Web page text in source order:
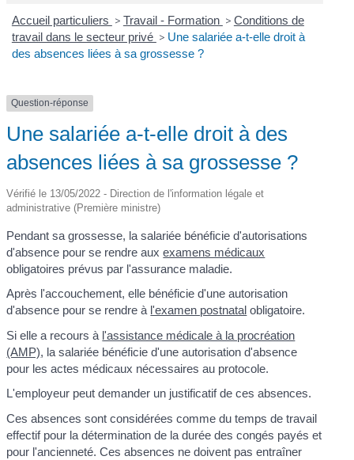
Accueil particuliers > Travail - Formation > Conditions de
travail dans le secteur privé > Une salariée a-t-elle droit à
des absences liées à sa grossesse ?
Question-réponse
Une salariée a-t-elle droit à des
absences liées à sa grossesse ?
Vérifié le 13/05/2022 - Direction de l'information légale et
administrative (Première ministre)
Pendant sa grossesse, la salariée bénéficie d'autorisations
d'absence pour se rendre auxexamens médicaux
obligatoires prévus par l'assurance maladie.
Après l'accouchement, elle bénéficie d'une autorisation
d'absence pour se rendre à l'examen postnatal obligatoire.
Si elle a recours à l'assistance médicale à la procréation
(AMP), la salariée bénéficie d'une autorisation d'absence
pour les actes médicaux nécessaires au protocole.
L'employeur peut demander un justificatif de ces absences.
Ces absences sont considérées comme du temps de travail
effectif pour la détermination de la durée des congés payés et
pour l'ancienneté. Ces absences ne doivent pas entraîner